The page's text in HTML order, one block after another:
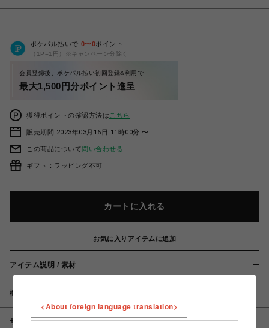
ポケパル払いで 0〜0ポイント
（1P=1円）※キャンペーン分除く
会員登録後、ポケパル払い初回登録&利用で
最大1,500円分ポイント進呈
獲得ポイントの確認方法は こちら
販売期間 2023年03月16日 11時00分 〜
この商品について問い合わせる
ギフト：ラッピング不可
カートに入れる
お気に入りアイテムに追加
アイテム説明 / 素材
概要
サイズ
<About foreign language translation>